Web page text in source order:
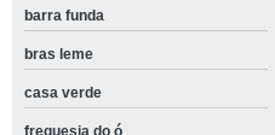
barra funda
bras leme
casa verde
freguesia do ó